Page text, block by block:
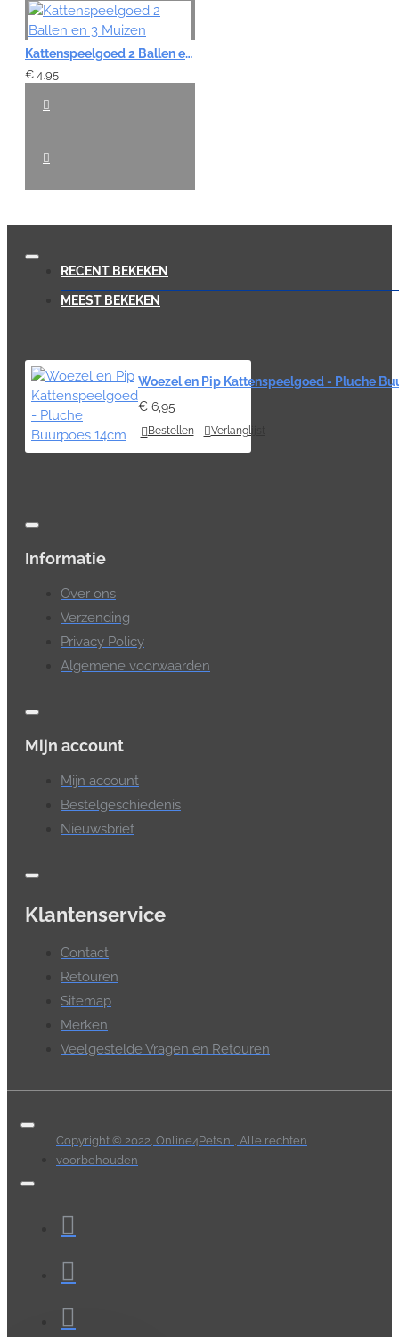
Kattenspeelgoed 2 Ballen en 3 Muizen
€ 4,95
RECENT BEKEKEN
MEEST BEKEKEN
Woezel en Pip Kattenspeelgoed - Pluche
€ 6,95
Bestellen Verlanglijst
Informatie
Over ons
Verzending
Privacy Policy
Algemene voorwaarden
Mijn account
Mijn account
Bestelgeschiedenis
Nieuwsbrief
Klantenservice
Contact
Retouren
Sitemap
Merken
Veelgestelde Vragen en Retouren
Copyright © 2022, Online4Pets.nl, Alle rechten
voorbehouden